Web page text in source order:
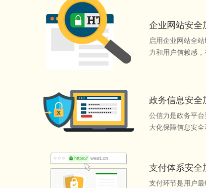
企业网站安全
启用企业网站全
力和用户信赖感
政务信息安全
公信力是政务平
大化保障信息安
支付体系安全
支付环节是用户